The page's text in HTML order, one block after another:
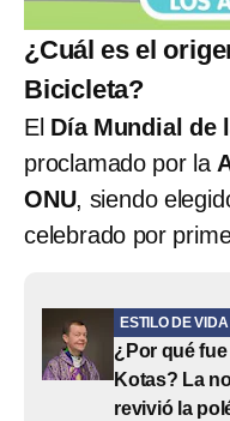
¿Cuál es el
Bicicleta?
El Día Mundial de
proclamado por la
ONU, siendo
celebrado por
ESTILO DE VIDA
¿Por qué
Kotas? La
revivió la